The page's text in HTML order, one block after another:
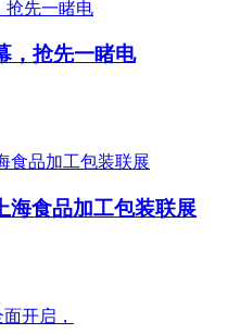
，抢先一睹电
海食品加工包装联展